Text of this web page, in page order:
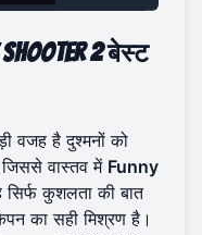
2 बेस्ट
वजह है दुश्मनों को
वास्तव में Funny
कुशलता की बात
का सही मिश्रण है।